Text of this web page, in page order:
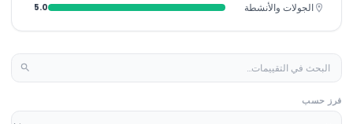
الجولات والأنشطة 5.0
فرز حسب